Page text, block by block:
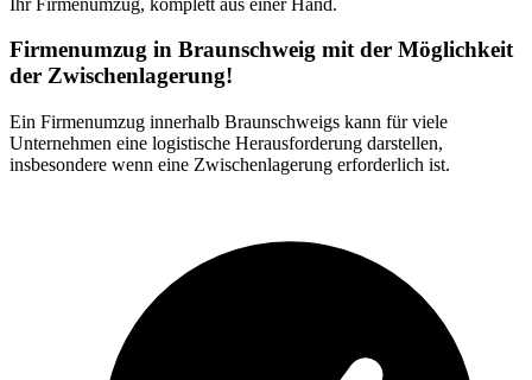
Firmenumzug in Braunschweig mit der Möglichkeit
der Zwischenlagerung!
Ein Firmenumzug innerhalb Braunschweigs kann für viele
Unternehmen eine logistische Herausforderung darstellen,
insbesondere wenn eine Zwischenlagerung erforderlich ist.